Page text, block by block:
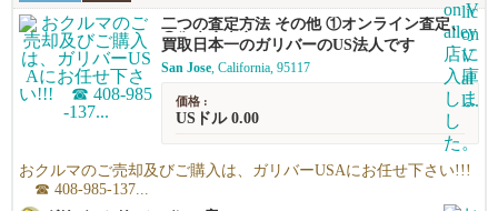
二つの査定方法 その他 ①オンライン査定、
②御来店査定
買取日本一のガリバーのUS法人です
San Jose, California, 95117
価格 :
USドル 0.00
おクルマのご売却及びご購入は、ガリバーUSAにお任せ下さい!!!
☎ 408-985-137...